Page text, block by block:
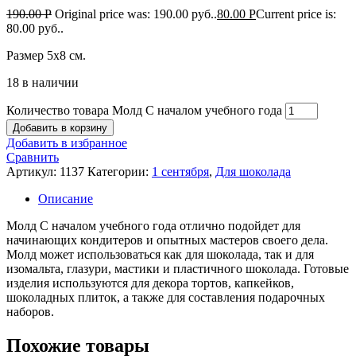
190.00Р Original price was: 190.00 руб..80.00 РCurrent price is:
80.00 руб..
Размер 5х8 см.
18 в наличии
Количество товара Молд С началом учебного года
Добавить в корзину
Добавить в избранное
Сравнить
Артикул: 1137 Категории: 1 сентября, Для шоколада
Описание
Молд С началом учебного года отлично подойдет для
начинающих кондитеров и опытных мастеров своего дела.
Молд может использоваться как для шоколада, так и для
изомальта, глазури, мастики и пластичного шоколада. Готовые
изделия используются для декора тортов, капкейков,
шоколадных плиток, а также для составления подарочных
наборов.
Похожие товары